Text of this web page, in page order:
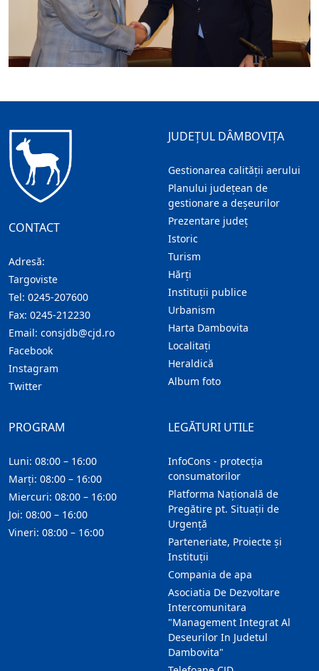
CONTACT
Adresă:
Targoviste
Tel: 0245-207600
Fax: 0245-212230
Email: consjdb@cjd.ro
Facebook
Instagram
Twitter
JUDEȚUL DÂMBOVIȚA
Gestionarea calității aerului
Planului județean de
gestionare a deșeurilor
Prezentare judeţ
Istoric
Turism
Hărţi
Instituţii publice
Urbanism
Harta Dambovita
Localitaţi
Heraldică
Album foto
LEGĂTURI UTILE
InfoCons - protecția
consumatorilor
Platforma Națională de
Pregătire pt. Situații de
Urgență
Parteneriate, Proiecte și
Instituții
Compania de apa
Asociatia De Dezvoltare
Intercomunitara
"Management Integrat Al
Deseurilor In Judetul
Dambovita"
PROGRAM
Luni: 08:00 – 16:00
Marți: 08:00 – 16:00
Miercuri: 08:00 – 16:00
Joi: 08:00 – 16:00
Vineri: 08:00 – 16:00